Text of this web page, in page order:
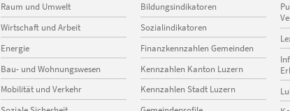
Raum und Umwelt
Wirtschaft und Arbeit
Energie
Bau- und Wohnungswesen
Mobilität und Verkehr
Bildungsindikatoren
Sozialindikatoren
Finanzkennzahlen Gemeinden
Kennzahlen Kanton Luzern
Kennzahlen Stadt Luzern